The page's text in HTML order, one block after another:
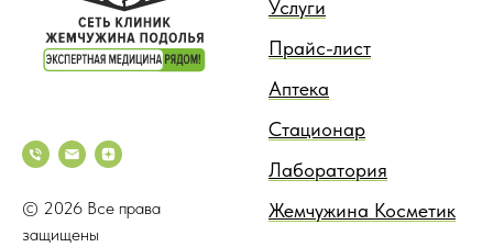
© 2026 Все права
защищены
Услуги
Прайс-лист
Аптека
Стационар
Лаборатория
Жемчужина Косметик